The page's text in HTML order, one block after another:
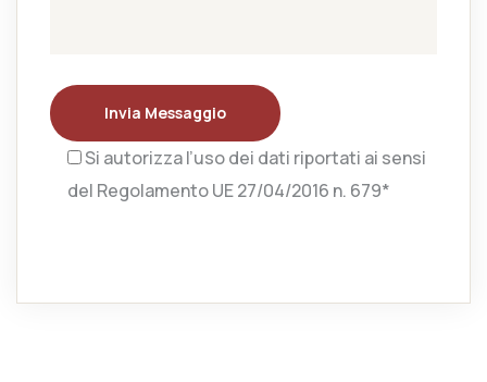
Invia Messaggio
Si autorizza l’uso dei dati riportati ai sensi
del Regolamento UE 27/04/2016 n. 679*